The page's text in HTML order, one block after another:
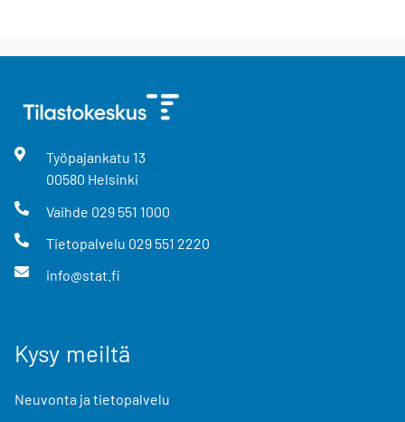
Työpajankatu 13
00580 Helsinki
Vaihde 029 551 1000
Tietopalvelu 029 551 2220
info@stat.fi
Kysy meiltä
Neuvonta ja tietopalvelu